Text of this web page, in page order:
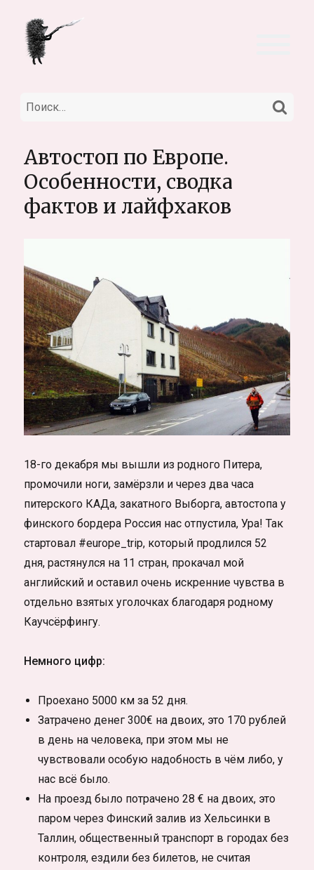
Искать:
Автостоп по Европе.
Особенности, сводка
фактов и лайфхаков
18-го декабря мы вышли из родного Питера,
промочили ноги, замёрзли и через два часа
питерского КАДа, закатного Выборга, автостопа у
финского бордера Россия нас отпустила, Ура! Так
стартовал #europe_trip, который продлился 52
дня, растянулся на 11 стран, прокачал мой
английский и оставил очень искренние чувства в
отдельно взятых уголочках благодаря родному
Каучсёрфингу.
Немного цифр:
Проехано 5000 км за 52 дня.
Затрачено денег 300€ на двоих, это 170 рублей
в день на человека, при этом мы не
чувствовали особую надобность в чём либо, у
нас всё было.
На проезд было потрачено 28 € на двоих, это
паром через Финский залив из Хельсинки в
Таллин, общественный транспорт в городах без
контроля, ездили без билетов, не считая